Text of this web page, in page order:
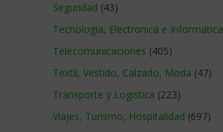
Seguridad (43)
Tecnologia, Electronica e Informatica
Telecomunicaciones (405)
Textil, Vestido, Calzado, Moda (47)
Transporte y Logistica (223)
Viajes, Turismo, Hospitalidad (697)